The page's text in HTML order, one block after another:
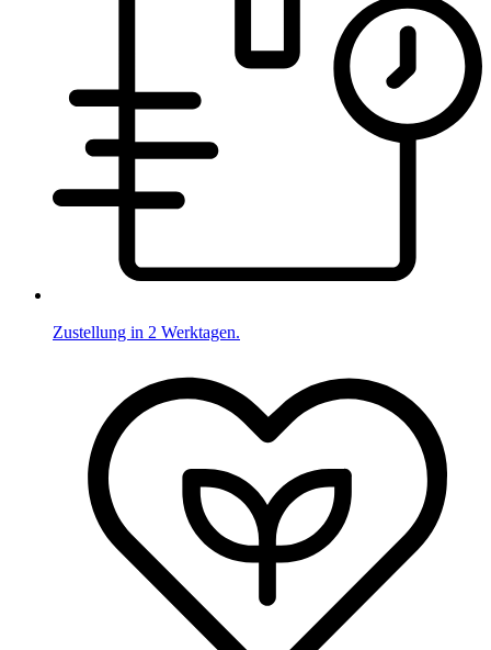
Zustellung in 2 Werktagen.